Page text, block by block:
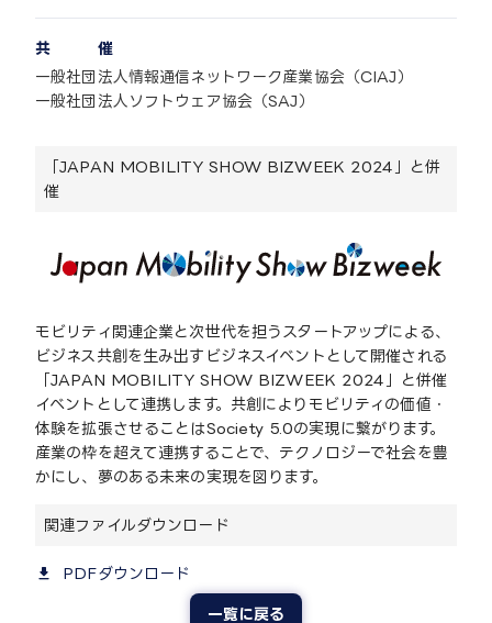
共 催
一般社団法人情報通信ネットワーク産業協会（CIAJ）
一般社団法人ソフトウェア協会（SAJ）
「JAPAN MOBILITY SHOW BIZWEEK 2024」と併
催
モビリティ関連企業と次世代を担うスタートアップによる、
ビジネス共創を生み出すビジネスイベントとして開催される
「JAPAN MOBILITY SHOW BIZWEEK 2024」と併催
イベントとして連携します。共創によりモビリティの価値・
体験を拡張させることはSociety 5.0の実現に繋がります。
産業の枠を超えて連携することで、テクノロジーで社会を豊
かにし、夢のある未来の実現を図ります。
関連ファイルダウンロード
PDFダウンロード
一覧に戻る